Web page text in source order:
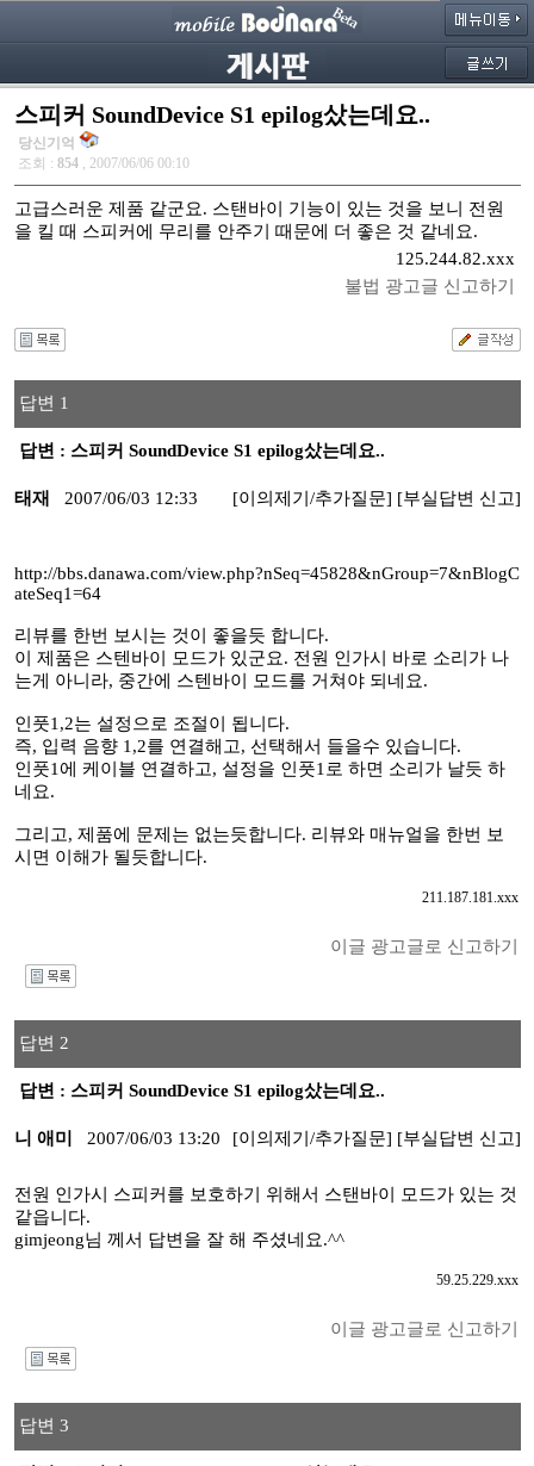
스피커 SoundDevice S1 epilog샀는데요..
당신기억
조회 : 854 , 2007/06/06 00:10
고급스러운 제품 같군요. 스탠바이 기능이 있는 것을 보니 전원
을 킬 때 스피커에 무리를 안주기 때문에 더 좋은 것 같네요.
125.244.82.xxx
불법 광고글 신고하기
답변 1
답변 : 스피커 SoundDevice S1 epilog샀는데요..
태재 2007/06/03 12:33 [이의제기/추가질문] [부실답변 신고]
http://bbs.danawa.com/view.php?nSeq=45828&nGroup=7&nBlogC
ateSeq1=64
리뷰를 한번 보시는 것이 좋을듯 합니다.
이 제품은 스텐바이 모드가 있군요. 전원 인가시 바로 소리가 나
는게 아니라, 중간에 스텐바이 모드를 거쳐야 되네요.
인풋1,2는 설정으로 조절이 됩니다.
즉, 입력 음향 1,2를 연결해고, 선택해서 들을수 있습니다.
인풋1에 케이블 연결하고, 설정을 인풋1로 하면 소리가 날듯 하
네요.
그리고, 제품에 문제는 없는듯합니다. 리뷰와 매뉴얼을 한번 보
시면 이해가 될듯합니다.
211.187.181.xxx
이글 광고글로 신고하기
답변 2
답변 : 스피커 SoundDevice S1 epilog샀는데요..
니 애미 2007/06/03 13:20 [이의제기/추가질문] [부실답변 신고]
전원 인가시 스피커를 보호하기 위해서 스탠바이 모드가 있는 것
같읍니다.
gimjeong님 께서 답변을 잘 해 주셨네요.^^
59.25.229.xxx
이글 광고글로 신고하기
답변 3